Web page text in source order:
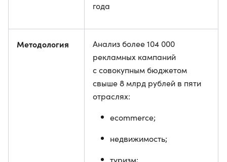
года
Методология
Анализ более 104 000
рекламных кампаний
с совокупным бюджетом
свыше 8 млрд рублей в пяти
отраслях:
ecommerce;
недвижимость;
туризм;